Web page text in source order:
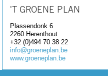
'T GROENE PLAN
Plassendonk 6
2260 Herenthout
+32 (0)494 70 38 22
info@groeneplan.be
www.groeneplan.be